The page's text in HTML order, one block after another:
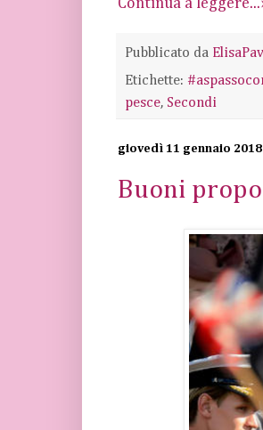
Continua a
Pubblicato da
Etichette:
pesce, Secondi
giovedì 11 gennaio 2018
Buoni